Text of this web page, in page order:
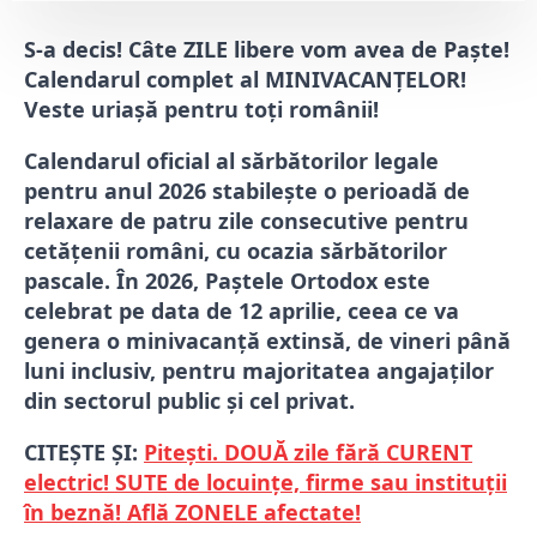
S-a decis! Câte ZILE libere vom avea de Paște!
Calendarul complet al MINIVACANȚELOR!
Veste uriașă pentru toți românii!
Calendarul oficial al sărbătorilor legale
pentru anul 2026 stabilește o perioadă de
relaxare de patru zile consecutive pentru
cetățenii români, cu ocazia sărbătorilor
pascale. În 2026, Paștele Ortodox este
celebrat pe data de 12 aprilie, ceea ce va
genera o minivacanță extinsă, de vineri până
luni inclusiv, pentru majoritatea angajaților
din sectorul public și cel privat.
CITEȘTE ȘI: Pitești. DOUĂ zile fără CURENT
electric! SUTE de locuințe, firme sau instituții
în beznă! Află ZONELE afectate!